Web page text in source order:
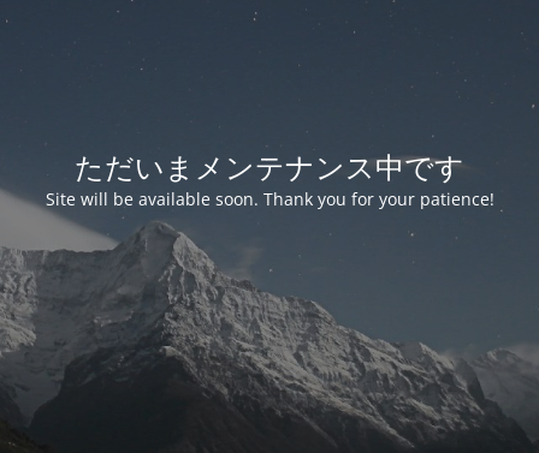
ただいまメンテナンス中です
Site will be available soon. Thank you for your patience!